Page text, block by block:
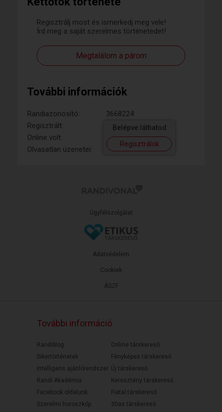
Regisztrálj most és ismerkedj meg vele!
Írd meg a saját szerelmes történetedet!
Megtalálom a párom
További információk
Randiazonosító:
3668224
Regisztrált:
Online volt:
Olvasatlan üzenetei:
Belépve láthatod
Regisztrálok
Ügyfélszolgálat
ÁSZF
Adatvédelem
Cookiek
További információ
Randiblog
Sikertörténetek
Intelligens ajánlórendszer
Randi Akadémia
Facebook oldalunk
Szerelmi horoszkóp
Online társkereső
Fényképes társkereső
Új társkereső
Keresztény társkereső
Fiatal társkereső
30as társkereső